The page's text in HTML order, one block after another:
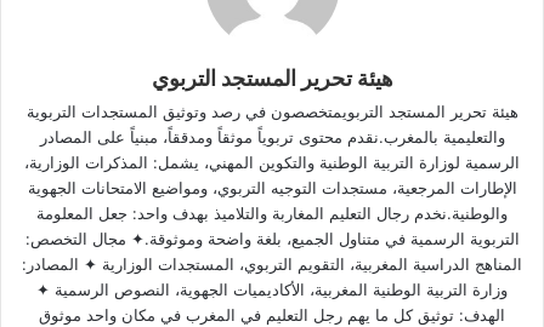
هيئة تحرير المستجد التربوي
هيئة تحرير المستجد التربويمتخصصون في رصد وتوثيق المستجدات التربوية
والتعليمية بالمغرب.نقدم محتوى تربوياً موثقاً ومدققاً، مبنياً على المصادر
الرسمية لوزارة التربية الوطنية والتكوين المهني، يشمل: المذكرات الوزارية،
الإطارات المرجعية، مستجدات التوجيه التربوي، ومواضيع الامتحانات الجهوية
والوطنية.نخدم رجال التعليم المغاربة والتلاميذ بهدف واحد: جعل المعلومة
التربوية الرسمية في متناول الجميع، بلغة واضحة وموثوقة.✦ مجال التخصص:
المناهج الدراسية المغربية، التقويم التربوي، المستجدات الوزارية ✦ المصادر:
وزارة التربية الوطنية المغربية، الأكاديميات الجهوية، النصوص الرسمية ✦
الهدف: توثيق كل ما يهم رجل التعليم في المغرب في مكان واحد موثوق